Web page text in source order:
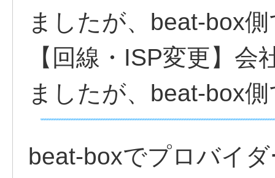
ましたが、beat-box
【回線・ISP変更】
ましたが、beat-box
beat-boxでプロバイ